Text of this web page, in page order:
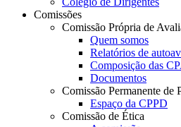
Comissões
Comissão Própria de
Quem somos
Relatórios de
Composição das
Documentos
Comissão Permanente de
Espaço da CPPD
Comissão de Ética